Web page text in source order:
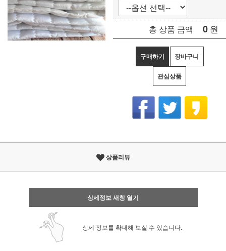
총 상품 금액 0 원
구매하기 장바구니
관심상품
상품리뷰
상세정보 새창 열기
상세 정보를 확대해 보실 수 있습니다.